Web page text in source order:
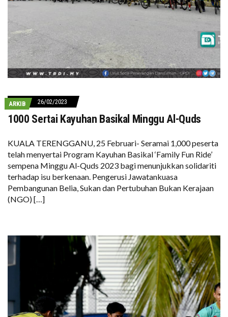
ARKIB 26/02/2023
1000 Sertai Kayuhan Basikal Minggu Al-Quds
KUALA TERENGGANU, 25 Februari- Seramai 1,000 peserta
telah menyertai Program Kayuhan Basikal ‘Family Fun Ride’
sempena Minggu Al-Quds 2023 bagi menunjukkan solidariti
terhadap isu berkenaan. Pengerusi Jawatankuasa
Pembangunan Belia, Sukan dan Pertubuhan Bukan Kerajaan
(NGO) […]